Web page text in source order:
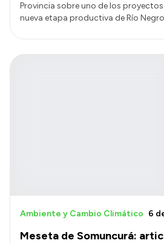
Provincia sobre uno de los
nueva etapa productiva de Río
Meseta de Somuncurá:
Ambiente y Cambio Climático 6